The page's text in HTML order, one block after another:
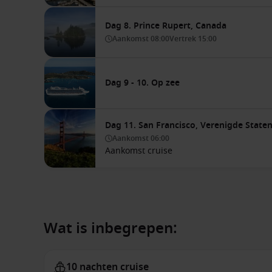
Dag 8. Prince Rupert, Canada
Aankomst 08:00Vertrek 15:00
Dag 9 - 10. Op zee
Dag 11. San Francisco, Verenigde Staten
Aankomst 06:00
Aankomst cruise
Wat is inbegrepen:
10 nachten cruise